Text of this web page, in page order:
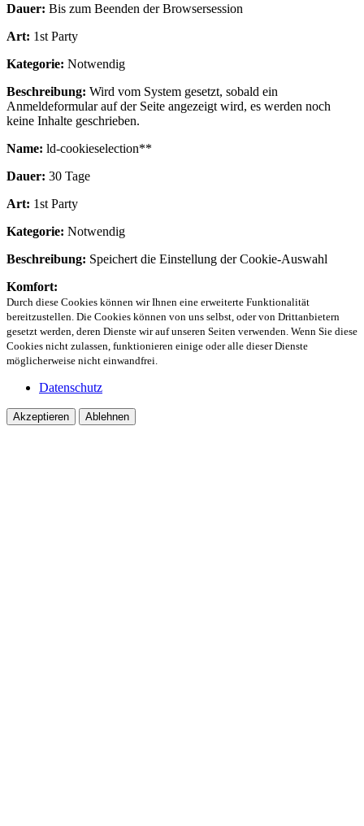
Dauer: Bis zum Beenden der Browsersession
Art: 1st Party
Kategorie: Notwendig
Beschreibung: Wird vom System gesetzt, sobald ein
Anmeldeformular auf der Seite angezeigt wird, es werden noch
keine Inhalte geschrieben.
Name: ld-cookieselection**
Dauer: 30 Tage
Art: 1st Party
Kategorie: Notwendig
Beschreibung: Speichert die Einstellung der Cookie-Auswahl
Komfort:
Durch diese Cookies können wir Ihnen eine erweiterte Funktionalität
bereitzustellen. Die Cookies können von uns selbst, oder von Drittanbietern
gesetzt werden, deren Dienste wir auf unseren Seiten verwenden. Wenn Sie diese
Cookies nicht zulassen, funktionieren einige oder alle dieser Dienste
möglicherweise nicht einwandfrei.
Datenschutz
Akzeptieren Ablehnen